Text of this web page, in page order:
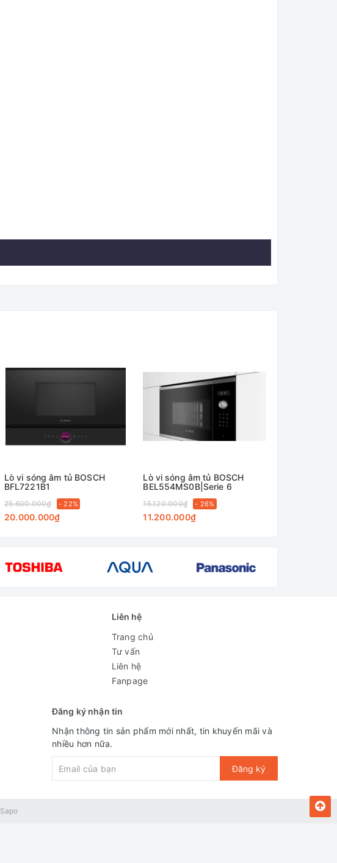
Lò vi sóng âm tủ BOSCH
BFL7221B1
25.600.000₫ - 22%
20.000.000₫
Lò vi sóng âm tủ BOSCH
BEL554MS0B|Serie 6
15.120.000₫ - 26%
11.200.000₫
Liên hệ
Trang chủ
Tư vấn
Liên hệ
Fanpage
Đăng ký nhận tin
Nhận thông tin sản phẩm mới nhất, tin khuyến mãi và
nhiều hơn nữa.
Đăng ký
Sapo